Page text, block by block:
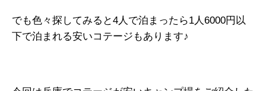
でも色々探してみると4人で泊まったら1人6000円以
下で泊まれる安いコテージもあります♪